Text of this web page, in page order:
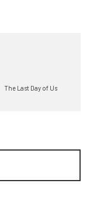
The Last Day of Us